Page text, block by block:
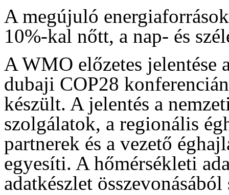
A megújuló
10%-kal nőtt, a nap- és
A WMO előzetes jelentése
dubaji COP28
készült. A jelentés a
szolgálatok, a regionális
partnerek és a vezető
egyesíti. A hőmérsékleti
adatkészlet összevonásából